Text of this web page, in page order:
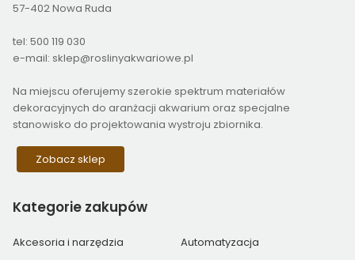
57-402 Nowa Ruda
tel: 500 119 030
e-mail: sklep@roslinyakwariowe.pl
Na miejscu oferujemy szerokie spektrum materiałów
dekoracyjnych do aranżacji akwarium oraz specjalne
stanowisko do projektowania wystroju zbiornika.
Zobacz sklep
Kategorie zakupów
Akcesoria i narzędzia Automatyzacja